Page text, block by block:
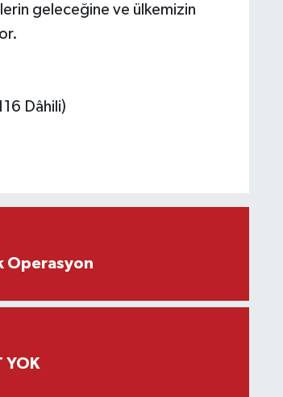
geleceğine ve ülkemizin
Dâhili)
Operasyon
YOK